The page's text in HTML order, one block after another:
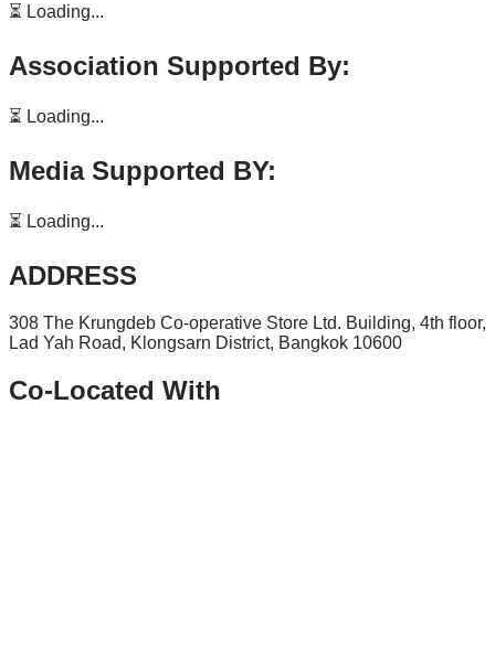
⏳ Loading...
Association Supported By:
⏳ Loading...
Media Supported BY:
⏳ Loading...
ADDRESS
308 The Krungdeb Co-operative Store Ltd. Building, 4th floor,
Lad Yah Road, Klongsarn District, Bangkok 10600
Co-Located With